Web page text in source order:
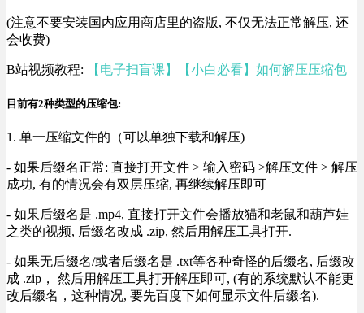
(注意不要安装国内应用商店里的盗版, 不仅无法正常解压, 还
会收费)
B站视频教程: 【电子扫盲课】【小白必看】如何解压压缩包
目前有2种类型的压缩包:
1. 单一压缩文件的（可以单独下载和解压)
- 如果后缀名正常: 直接打开文件 > 输入密码 >解压文件 > 解压
成功, 有的情况会有双层压缩, 再继续解压即可
- 如果后缀名是 .mp4, 直接打开文件会播放猫和老鼠和葫芦娃
之类的视频, 后缀名改成 .zip, 然后用解压工具打开.
- 如果无后缀名/或者后缀名是 .txt等各种奇怪的后缀名, 后缀改
成 .zip， 然后用解压工具打开解压即可, (有的系统默认不能更
改后缀名，这种情况, 要先百度下如何显示文件后缀名).